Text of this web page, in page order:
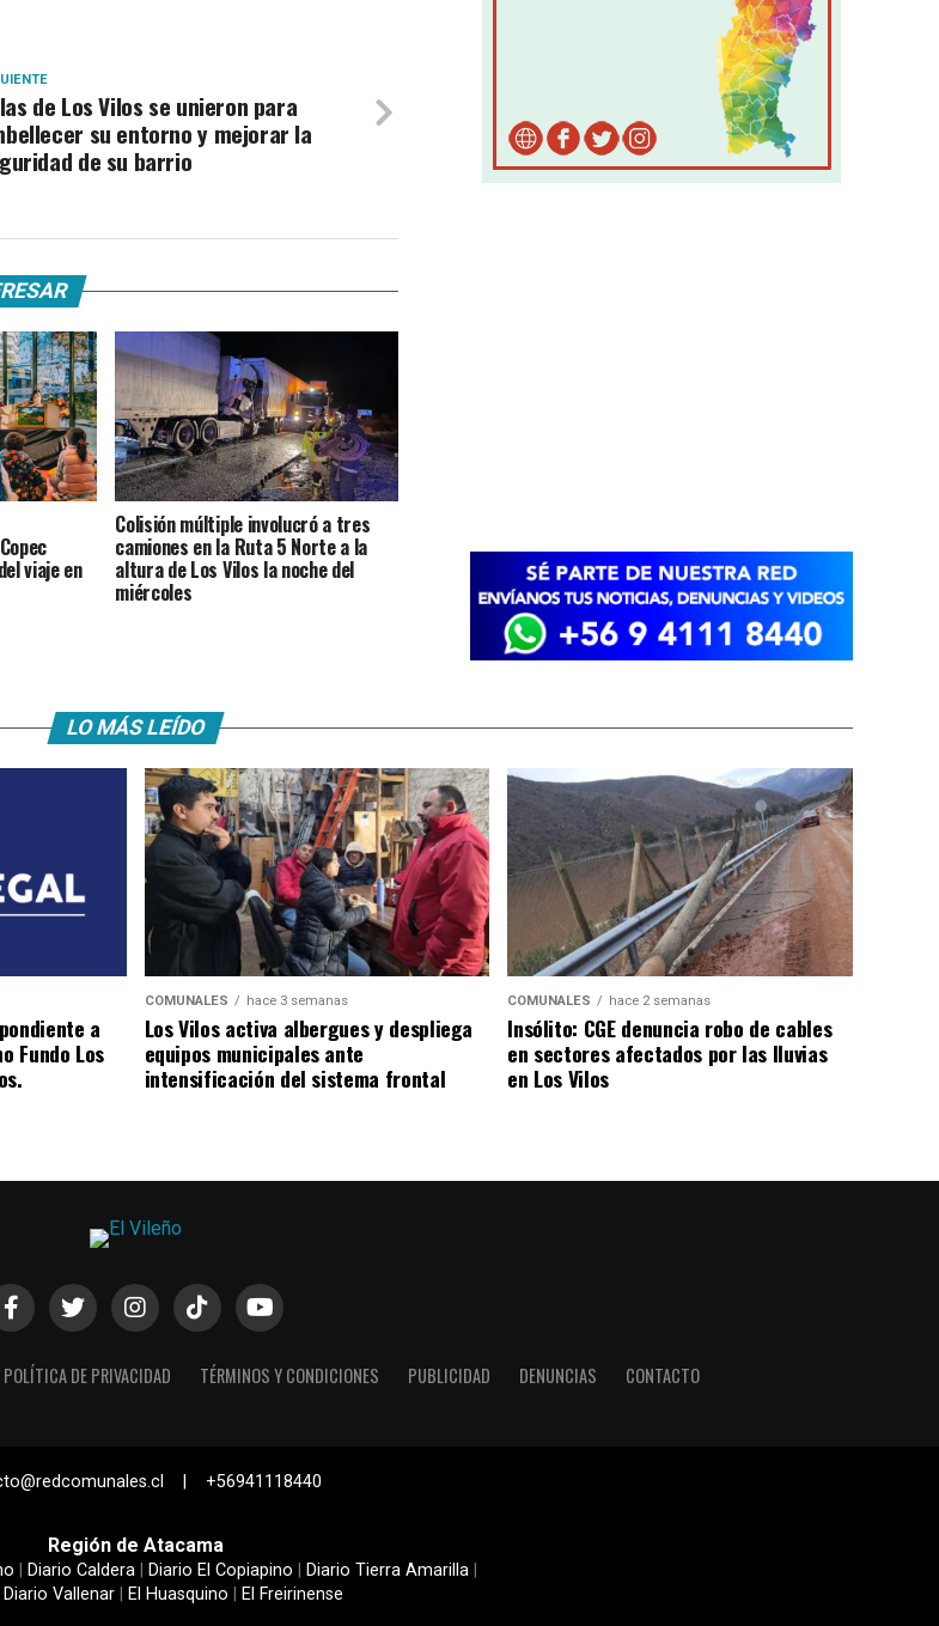
de Los Vilos se unieron para
su entorno y mejorar la
de su barrio
viaje en
Colisión múltiple involucró a tres
camiones en la Ruta 5 Norte a la
altura de Los Vilos la noche del
miércoles
LO MÁS LEÍDO
a
Fundo Los
COMUNALES hace 3 semanas
Los Vilos activa albergues y despliega
equipos municipales ante
intensificación del sistema frontal
COMUNALES hace 2 semanas
Insólito: CGE denuncia robo de cables
en sectores afectados por las lluvias
en Los Vilos
POLÍTICA DE PRIVACIDAD TÉRMINOS Y CONDICIONES PUBLICIDAD DENUNCIAS CONTACTO
| +56941118440
Región de Atacama
Diario Caldera Diario El Copiapino Diario Tierra Amarilla
Diario Vallenar El Huasquino El Freirinense